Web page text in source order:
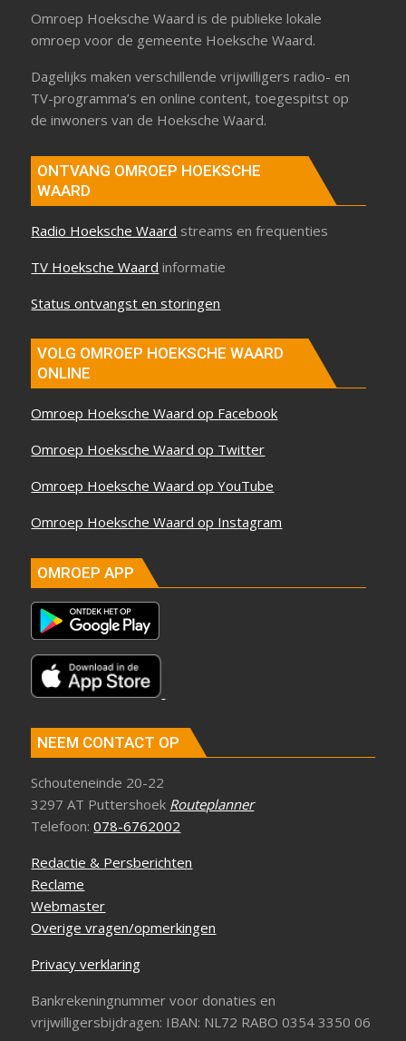
Omroep Hoeksche Waard is de publieke lokale
omroep voor de gemeente Hoeksche Waard.
Dagelijks maken verschillende vrijwilligers radio- en
TV-programma’s en online content, toegespitst op
de inwoners van de Hoeksche Waard.
ONTVANG OMROEP HOEKSCHE
WAARD
Radio Hoeksche Waard streams en frequenties
TV Hoeksche Waard informatie
Status ontvangst en storingen
VOLG OMROEP HOEKSCHE WAARD
ONLINE
Omroep Hoeksche Waard op Facebook
Omroep Hoeksche Waard op Twitter
Omroep Hoeksche Waard op YouTube
Omroep Hoeksche Waard op Instagram
OMROEP APP
NEEM CONTACT OP
Schouteneinde 20-22
3297 AT Puttershoek Routeplanner
Telefoon:078-6762002
Redactie & Persberichten
Reclame
Webmaster
Overige vragen/opmerkingen
Privacy verklaring
Bankrekeningnummer voor donaties en
vrijwilligersbijdragen: IBAN: NL72 RABO 0354 3350 06